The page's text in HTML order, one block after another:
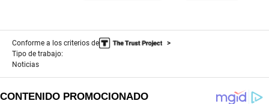
Conforme a los criterios de
Tipo de trabajo:
Noticias